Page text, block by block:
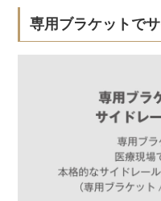
専用ブラケットで